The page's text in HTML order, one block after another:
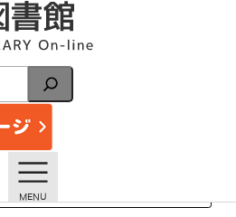
イベント
覧
ークショップ「暮らしを愉しむ手
した】